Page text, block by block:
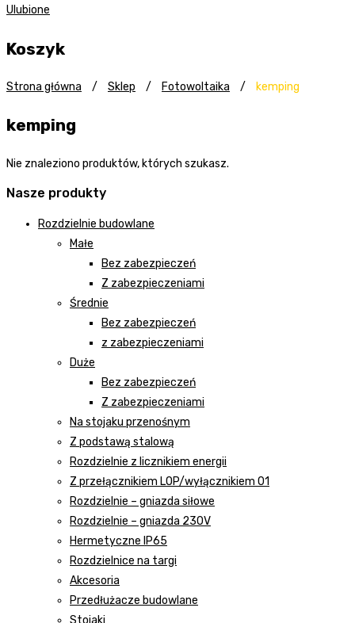
Ulubione
Koszyk
Strona główna / Sklep / Fotowoltaika / kemping
kemping
Nie znaleziono produktów, których szukasz.
Nasze produkty
Rozdzielnie budowlane
Małe
Bez zabezpieczeń
Z zabezpieczeniami
Średnie
Bez zabezpieczeń
z zabezpieczeniami
Duże
Bez zabezpieczeń
Z zabezpieczeniami
Na stojaku przenośnym
Z podstawą stalową
Rozdzielnie z licznikiem energii
Z przełącznikiem LOP/wyłącznikiem 01
Rozdzielnie – gniazda siłowe
Rozdzielnie – gniazda 230V
Hermetyczne IP65
Rozdzielnice na targi
Akcesoria
Przedłużacze budowlane
Stojaki